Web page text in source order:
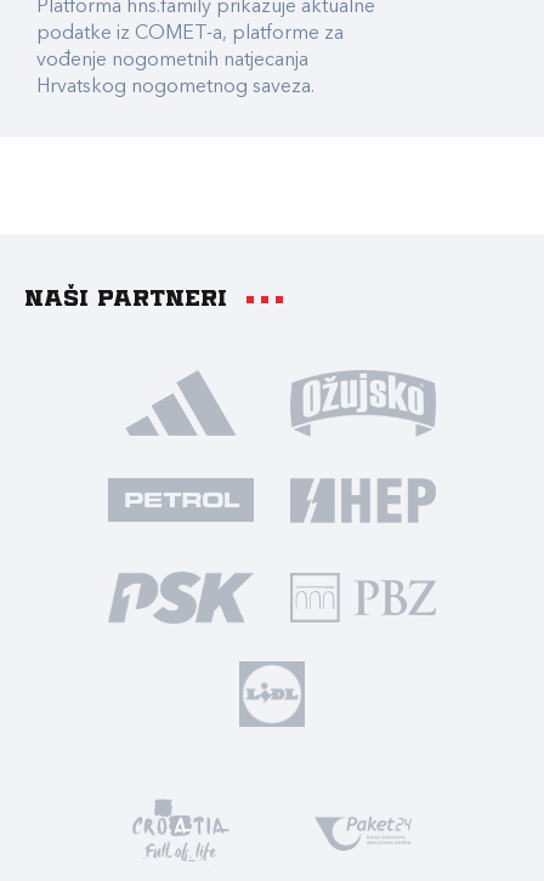
Platforma hns.family prikazuje aktualne
podatke iz COMET-a, platforme za
vođenje nogometnih natjecanja
Hrvatskog nogometnog saveza.
Naši partneri